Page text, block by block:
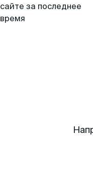
сайте за последнее
время